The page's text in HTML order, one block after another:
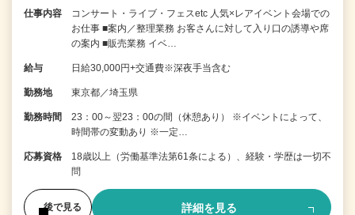
仕事内容
コンサート・ライブ・フェスetc 人気×レアイベント会場での
お仕事 ■案内／整理業務 お客さんに対して入り口の誘導や席
の案内 ■販売業務 イベ…
給与 日給30,000円+交通費※深夜手当含む
勤務地 東京都／埼玉県
勤務時間
23：00～翌23：00の間（休憩あり） ※イベントによって、
時間帯の変動あり ※一定…
応募資格
18歳以上（労働基準法第61条による）、経験・学歴は一切不
問
後で見る 詳細を見る